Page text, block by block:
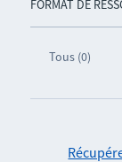
FORMAT DE
Tous (0)